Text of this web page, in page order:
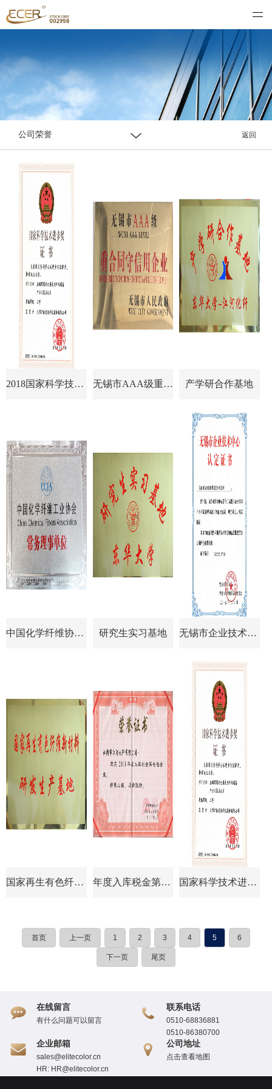
优彩环保资源科技股份有限公司
公司荣誉 返回
2018国家科学技术进步奖 无锡市AAA级重合同守信用企业 产学研合作基地
中国化学纤维协会常务理事单位 研究生实习基地 无锡市企业技术中心认定证书
国家再生有色纤维新材料研发生产基地 年度入库税金第七名企业 国家科学技术进步奖
首页 上一页 1 2 3 4 5 6
下一页 尾页
在线留言
有什么问题可以留言
联系电话
0510-68836881
0510-86380700
企业邮箱
sales@elitecolor.cn
HR: HR@elitecolor.cn
公司地址
点击查看地图